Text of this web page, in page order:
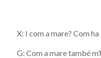
X: I com a mare? Com
G: Com a mare també